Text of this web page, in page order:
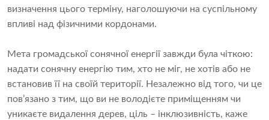
визначення цього терміну, наголошуючи на суспільному
впливі над фізичними кордонами.
Мета громадської сонячної енергії завжди була чіткою:
надати сонячну енергію тим, хто не міг, не хотів або не
встановив її на своїй території. Незалежно від того, чи це
пов’язано з тим, що ви не володієте приміщенням чи
уникаєте видалення дерев, ціль – інклюзивність, каже